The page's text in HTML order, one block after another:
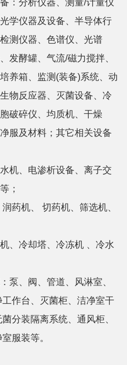
学仪器及设备、半导体行
测仪器、色谱仪、光谱
发酵罐、气流/磁力搅拌、
养箱、监测(装备)系统、动
物反应器、灭菌设备、冷
破碎仪、均质机、干燥
服及材料；其它相关设备
机、电渗析设备、离子交
；
润药机、
切药机、筛选机、
、冷却塔、冷冻机 、冷水
泵、阀、管道、风淋室、
作台、灭菌柜、洁净室干
分装隔离系统、通风柜、
服装等。